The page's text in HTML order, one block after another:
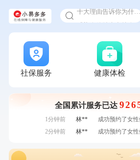
感染人偏肺病毒就会得肺炎吗
甲状腺癌怎么筛查
社保服务 健康体检
全国累计服务已达
7分钟前 潘*
购买了美的1.5L
7分钟前
成功预约糖尿病
成功预约糖尿病
刚刚
成功预约糖尿病
1分钟前
熊**
购买了时尚羽毛球
1分钟前
林**
成功预约了女
2分钟前
林**
成功预约了女
4分钟前
购买了汤臣倍健多维男士多